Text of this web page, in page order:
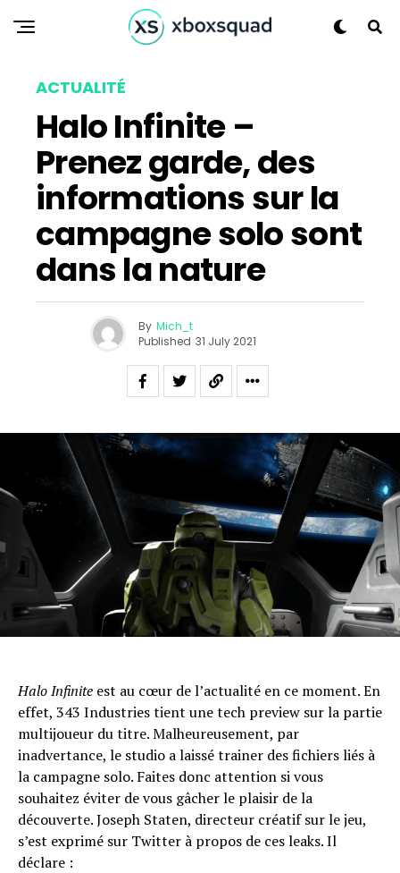
ACTUALITÉ
Halo Infinite –
Prenez garde, des
informations sur la
campagne solo sont
dans la nature
By Mich_t
Published 31 July 2021
Halo Infinite est au cœur de l’actualité en ce moment. En
effet, 343 Industries tient une tech preview sur la partie
multijoueur du titre. Malheureusement, par
inadvertance, le studio a laissé trainer des fichiers liés à
la campagne solo. Faites donc attention si vous
souhaitez éviter de vous gâcher le plaisir de la
découverte. Joseph Staten, directeur créatif sur le jeu,
s’est exprimé sur Twitter à propos de ces leaks. Il
déclare :
Reddit
Pinterest
Whatsapp
Email